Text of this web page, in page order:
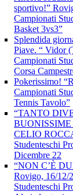
sportivo!”
Campionati
Basket 3vs3”
Splendida
Piave. “ Vidor
Campionati
Corsa
Pokerissimo!
Campionati
Tennis Tavolo”
“TANTO
CELIO
Studenteschi
Dicembre 22
“NON C’È
Rovigo, 16/12/
Studenteschi